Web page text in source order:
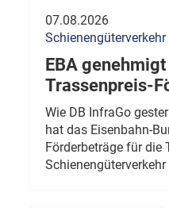
07.08.2026
Schienengüterverkehr
EBA
Trassenpreis-
Wie DB InfraGo
hat das Eisenbahn-
Förderbeträge für die